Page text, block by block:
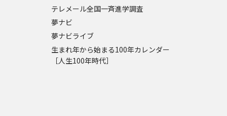
テレメール全国一斉進学調査
夢ナビ
夢ナビライブ
生まれ年から始まる100年カレンダー
［人生100年時代］